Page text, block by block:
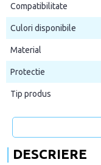
Compatibilitate
Culori disponibile
Material
Protectie
Tip produs
DESCRIERE